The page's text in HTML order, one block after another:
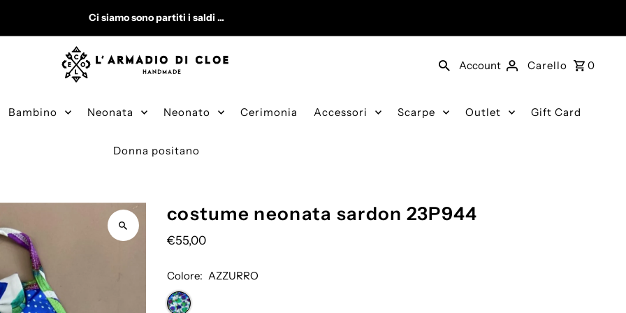
Ci siamo sono partiti i saldi ...
Account Carello 0
Bambino Neonata Neonato Cerimonia Accessori Scarpe Outlet Gift Card
Donna positano
costume neonata sardon 23P944
€55,00
Colore: AZZURRO